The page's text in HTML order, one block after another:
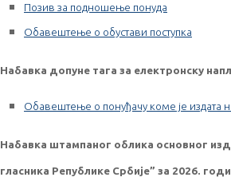
Позив за подношење понуда
Обавештење о обустави поступка
Набавка допуне тага за електронску
Обавештење о понуђачу коме је издата
Набавка штампаног облика основног
гласника Републике Србије” за 2026.